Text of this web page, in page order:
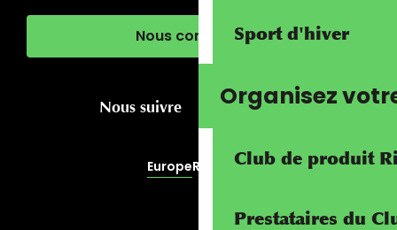
Sport d'hiver
Organisez
Club de produit
Prestataires du
Nous contacter
Nous suivre
EuropeRivierALP